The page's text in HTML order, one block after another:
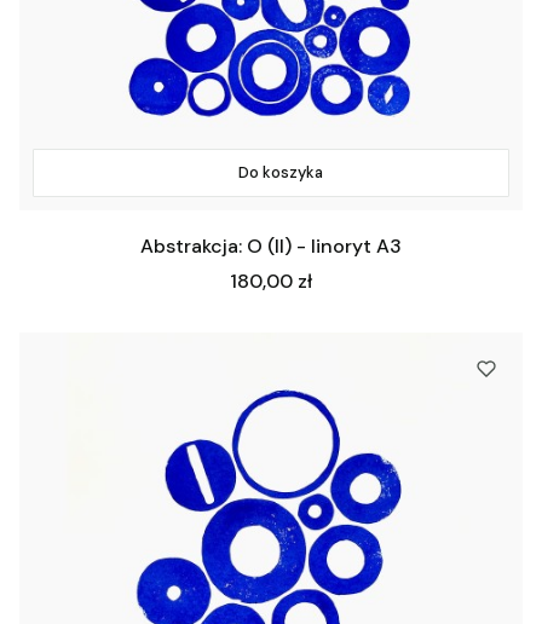
Do koszyka
Abstrakcja: O (II) - linoryt A3
Cena
180,00 zł